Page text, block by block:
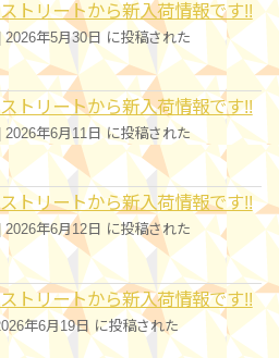
トリートから新入荷情報です!!
|2026年5月30日 に投稿された
トリートから新入荷情報です!!
2026年6月11日 に投稿された
トリートから新入荷情報です!!
2026年6月12日 に投稿された
トリートから新入荷情報です!!
年6月19日 に投稿された